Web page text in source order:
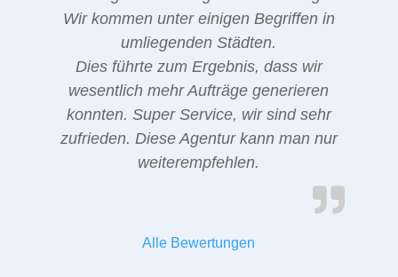
Wir kommen unter einigen Begriffen in
umliegenden Städten.
Dies führte zum Ergebnis, dass wir
wesentlich mehr Aufträge generieren
konnten. Super Service, wir sind sehr
zufrieden. Diese Agentur kann man nur
weiterempfehlen.
Alle Bewertungen